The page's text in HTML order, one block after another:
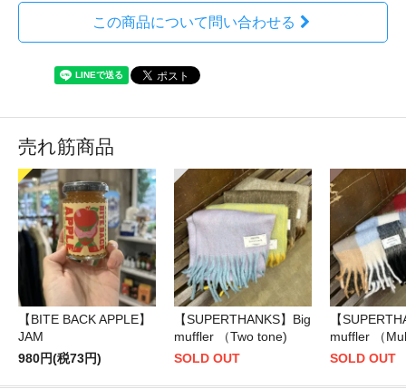
この商品について問い合わせる
売れ筋商品
【BITE BACK APPLE】
JAM
980円(税73円)
【SUPERTHANKS】Big
muffler （Two tone)
SOLD OUT
【
muffler （
SOLD OUT